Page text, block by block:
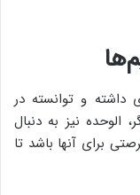
داشته و توانسته در
الوحده نیز به دنبال
برای آنها باشد تا